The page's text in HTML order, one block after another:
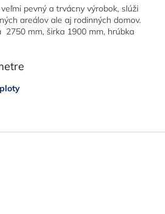
pevný a trvácny výrobok, slúži
areálov ale aj rodinných domov.
2750 mm, širka 1900 mm, hrúbka